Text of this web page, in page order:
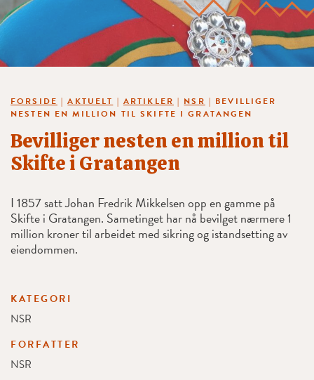
FORSIDE |AKTUELT | ARTIKLER | NSR | BEVILLIGER
NESTEN EN MILLION TIL SKIFTE I GRATANGEN
Bevilliger nesten en million til
Skifte i Gratangen
I 1857 satt Johan Fredrik Mikkelsen opp en gamme på
Skifte i Gratangen. Sametinget har nå bevilget nærmere 1
million kroner til arbeidet med sikring og istandsetting av
eiendommen.
KATEGORI
NSR
FORFATTER
NSR